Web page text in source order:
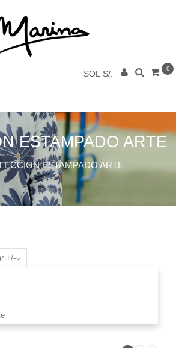
SOL S/.
0
ESTAMPADO ARTE
ESTAMPADO ARTE
+/-